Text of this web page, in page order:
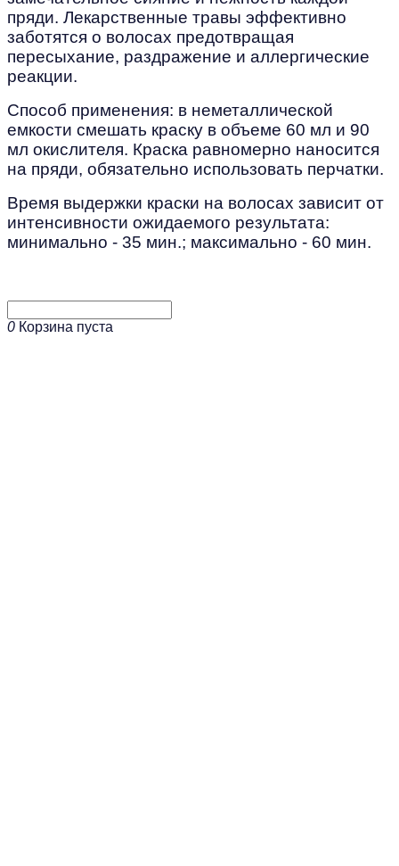
пряди. Лекарственные травы эффективно
заботятся о волосах предотвращая
пересыхание, раздражение и аллергические
реакции.
Способ применения: в неметаллической
емкости смешать краску в объеме 60 мл и 90
мл окислителя. Краска равномерно наносится
на пряди, обязательно использовать перчатки.
Время выдержки краски на волосах зависит от
интенсивности ожидаемого результата:
минимально - 35 мин.; максимально - 60 мин.
0 Корзина пуста